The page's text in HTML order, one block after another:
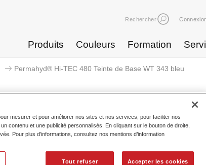
Rechercher
Produits Couleurs Formation
Permahyd® Hi-TEC 480 Teinte de Base WT 343 bleu
Hi-TEC 480 Teinte de
mesurer et pour améliorer nos sites et nos services, pour faciliter nos
contenu et une publicité personnalisés. En cliquant sur le bouton de droite,
Pour plus d’informations, consultez nos mentions d’information
Tout refuser Accepter les cookies